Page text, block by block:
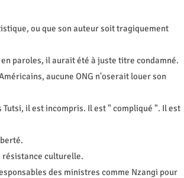
ou que son auteur soit tragiquement
paroles, il aurait été à juste titre condamné.
aucune ONG n'oserait louer son
il est incompris. Il est " compliqué ". Il est
résistance culturelle.
des ministres comme Nzangi pour